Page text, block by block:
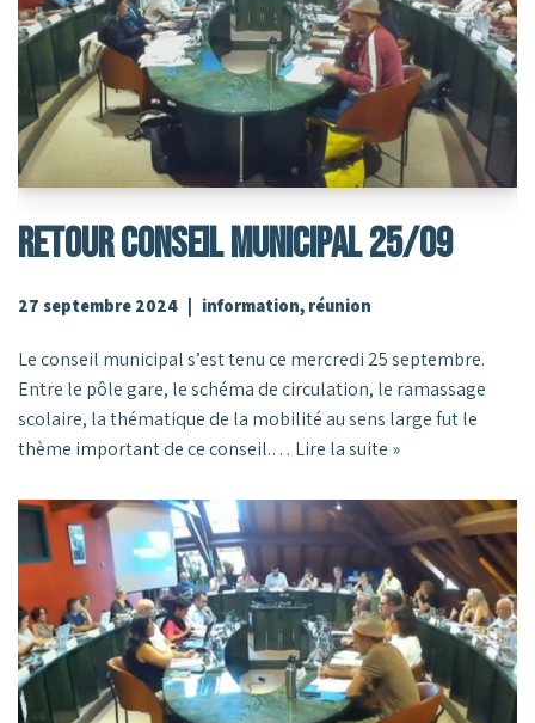
RETOUR CONSEIL MUNICIPAL 25/09
27 septembre 2024 information, réunion
Le conseil municipal s’est tenu ce mercredi 25 septembre.
Entre le pôle gare, le schéma de circulation, le ramassage
scolaire, la thématique de la mobilité au sens large fut le
thème important de ce conseil.… Lire la suite »